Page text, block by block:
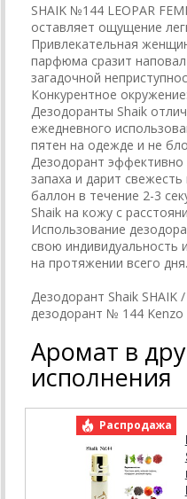
SHAIK №144 LEOPAR
оставляет ощущение
Привлекательная
парфюма сразит
загадочной
Конкурентное
Дезодоранты Shaik
ежедневного
пятен на одежде и не
Дезодорант
запаха и дарит
баллон в течение 2-3
Shaik на кожу с
Использование
свою индивидуальность
на протяжении всего дня.
Дезодорант Shaik
дезодорант № 144 Kenzo
Аромат в
исполнения
Распродажа